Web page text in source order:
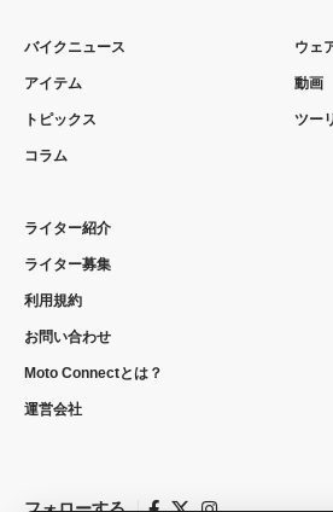
バイクニュース
アイテム
トピックス
コラム
ウェ
動画
ツー
ライター紹介
ライター募集
利用規約
お問い合わせ
Moto Connectとは？
運営会社